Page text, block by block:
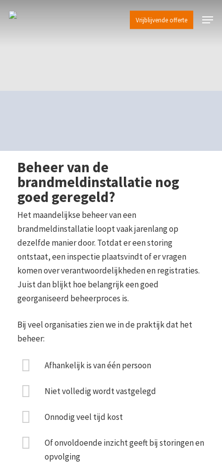
Vrijblijvende offerte Menu
Beheer van de
brandmeldinstallatie nog
goed geregeld?
Het maandelijkse beheer van een
brandmeldinstallatie loopt vaak jarenlang op
dezelfde manier door. Totdat er een storing
ontstaat, een inspectie plaatsvindt of er vragen
komen over verantwoordelijkheden en registraties.
Juist dan blijkt hoe belangrijk een goed
georganiseerd beheerproces is.
Bij veel organisaties zien we in de praktijk dat het
beheer:
Afhankelijk is van één persoon
Niet volledig wordt vastgelegd
Onnodig veel tijd kost
Of onvoldoende inzicht geeft bij storingen en
opvolging